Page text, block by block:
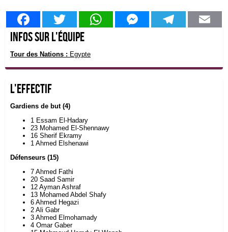
Facebook Twitter WhatsApp Messenger Telegram
Infos sur l'équipe
Tour des Nations : Egypte
L'effectif
Gardiens de but (4)
1 Essam El-Hadary
23 Mohamed El-Shennawy
16 Sherif Ekramy
1 Ahmed Elshenawi
Défenseurs (15)
7 Ahmed Fathi
20 Saad Samir
12 Ayman Ashraf
13 Mohamed Abdel Shafy
6 Ahmed Hegazi
2 Ali Gabr
3 Ahmed Elmohamady
4 Omar Gaber